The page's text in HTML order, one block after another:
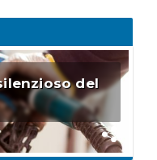
del